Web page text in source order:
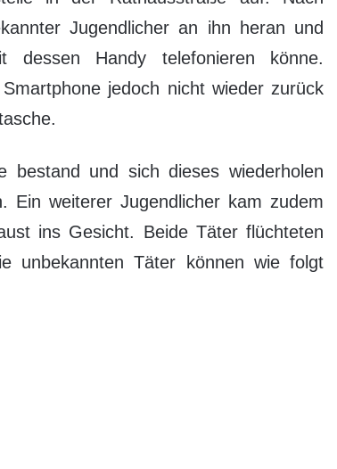
Jugendlicher an ihn heran und
Handy telefonieren könne.
jedoch nicht wieder zurück
bestand und sich dieses wiederholen
Ein weiterer Jugendlicher kam zudem
ins Gesicht. Beide Täter flüchteten
unbekannten Täter können wie folgt